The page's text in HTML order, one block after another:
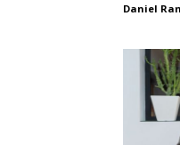
Daniel